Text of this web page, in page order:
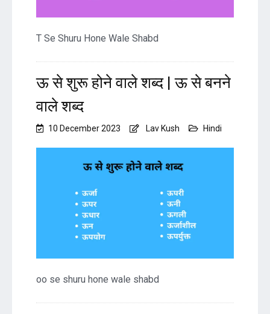
T Se Shuru Hone Wale Shabd
ऊ से शुरू होने वाले शब्द | ऊ से बनने
वाले शब्द
10 December 2023 Lav Kush Hindi
oo se shuru hone wale shabd